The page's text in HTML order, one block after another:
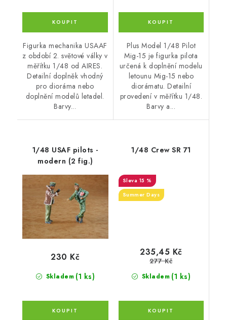
Figurka mechanika USAAF
z období 2. světové války v
měřítku 1/48 od AIRES.
Detailní doplněk vhodný
pro dioráma nebo
doplnění modelů letadel.
Barvy...
Plus Model 1/48 Pilot
Mig-15 je figurka pilota
určená k doplnění modelu
letounu Mig-15 nebo
diorámatu. Detailní
provedení v měřítku 1/48.
Barvy a...
1/48 USAF pilots -
modern (2 fig.)
Skladem (1 ks)
230 Kč
1/48 Crew SR 71
15 %
Summer Days
Skladem (1 ks)
235,45 Kč
277 Kč